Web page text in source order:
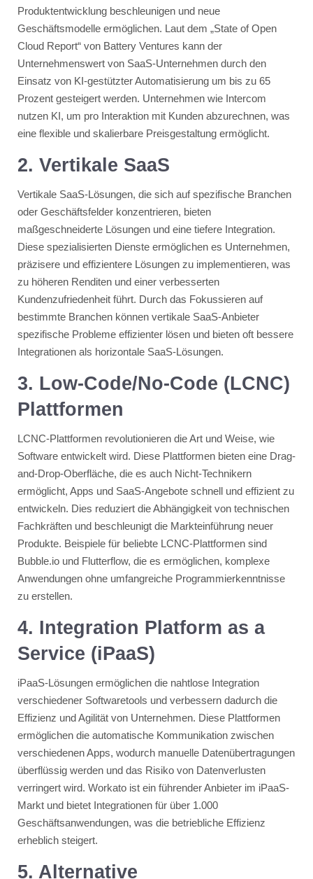
Produktentwicklung beschleunigen und neue
Geschäftsmodelle ermöglichen. Laut dem „State of Open
Cloud Report“ von Battery Ventures kann der
Unternehmenswert von SaaS-Unternehmen durch den
Einsatz von KI-gestützter Automatisierung um bis zu 65
Prozent gesteigert werden​​. Unternehmen wie Intercom
nutzen KI, um pro Interaktion mit Kunden abzurechnen, was
eine flexible und skalierbare Preisgestaltung ermöglicht​​.
2. Vertikale SaaS
Vertikale SaaS-Lösungen, die sich auf spezifische Branchen
oder Geschäftsfelder konzentrieren, bieten
maßgeschneiderte Lösungen und eine tiefere Integration.
Diese spezialisierten Dienste ermöglichen es Unternehmen,
präzisere und effizientere Lösungen zu implementieren, was
zu höheren Renditen und einer verbesserten
Kundenzufriedenheit führt​​. Durch das Fokussieren auf
bestimmte Branchen können vertikale SaaS-Anbieter
spezifische Probleme effizienter lösen und bieten oft bessere
Integrationen als horizontale SaaS-Lösungen.
3. Low-Code/No-Code (LCNC)
Plattformen
LCNC-Plattformen revolutionieren die Art und Weise, wie
Software entwickelt wird. Diese Plattformen bieten eine Drag-
and-Drop-Oberfläche, die es auch Nicht-Technikern
ermöglicht, Apps und SaaS-Angebote schnell und effizient zu
entwickeln. Dies reduziert die Abhängigkeit von technischen
Fachkräften und beschleunigt die Markteinführung neuer
Produkte​​. Beispiele für beliebte LCNC-Plattformen sind
Bubble.io und Flutterflow, die es ermöglichen, komplexe
Anwendungen ohne umfangreiche Programmierkenntnisse
zu erstellen.
4. Integration Platform as a
Service (iPaaS)
iPaaS-Lösungen ermöglichen die nahtlose Integration
verschiedener Softwaretools und verbessern dadurch die
Effizienz und Agilität von Unternehmen. Diese Plattformen
ermöglichen die automatische Kommunikation zwischen
verschiedenen Apps, wodurch manuelle Datenübertragungen
überflüssig werden und das Risiko von Datenverlusten
verringert wird​​. Workato ist ein führender Anbieter im iPaaS-
Markt und bietet Integrationen für über 1.000
Geschäftsanwendungen, was die betriebliche Effizienz
erheblich steigert.
5. Alternative